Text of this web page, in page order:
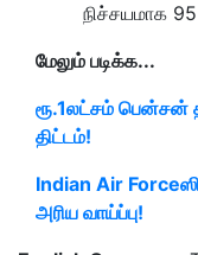
நிச்சயமாக
மேலும் படிக்க...
ரூ.1லட்சம் பென்சன்
திட்டம்!
Indian Air
அரிய வாய்ப்பு!